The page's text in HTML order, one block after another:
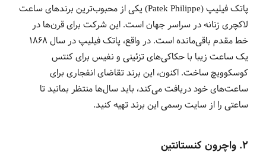
پاتک فیلیپ (Patek Philippe) یکی از محبوب‌ترین برندهای ساعت
لاکچری زنانه در سراسر جهان است. این شرکت برای قرن‌ها در
خط مقدم باقی‌مانده است. در واقع، پاتک فیلیپ در سال 1868
یک ساعت زیبا با حکاکی‌های تزئینی و نفیس برای کنتس
کوسکوویچ ساخت. اکنون، این برند تقاضای انفجاری برای
ساعت‌های خود دریافت می‌کند، باید سال‌ها منتظر بمانید تا
ساعتی را از سایت رسمی این برند تهیه کنید.
2. واچرون کنستانتین